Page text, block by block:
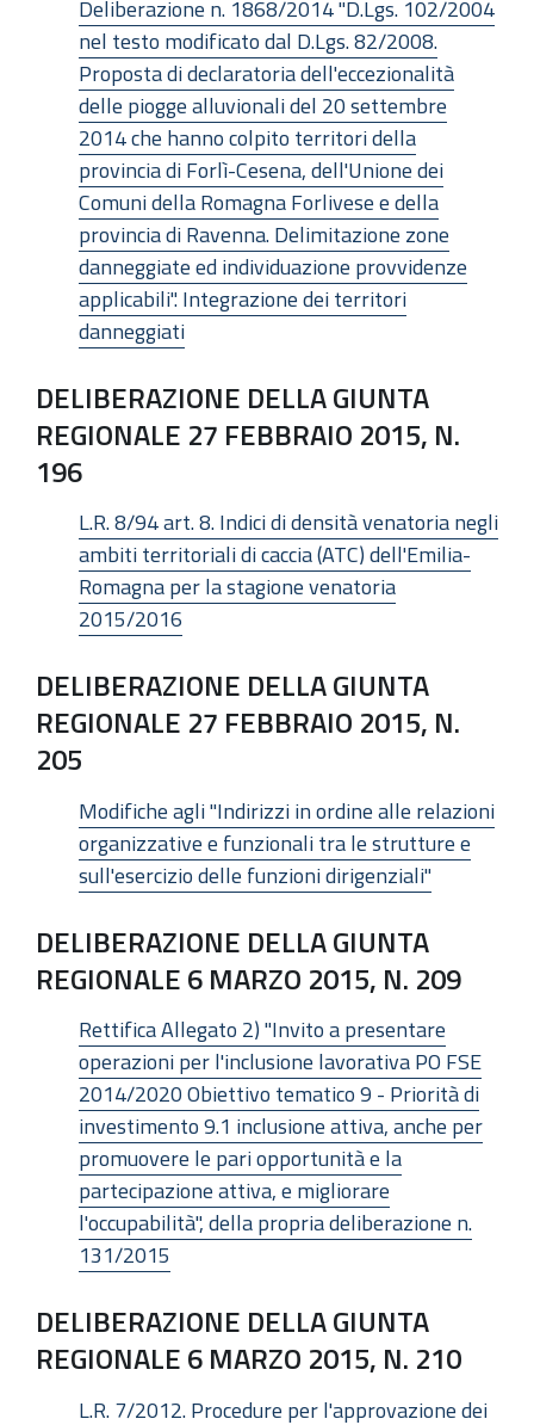
Deliberazione n. 1868/2014 "D.Lgs. 102/2004
nel testo modificato dal D.Lgs. 82/2008.
Proposta di declaratoria dell'eccezionalità
delle piogge alluvionali del 20 settembre
2014 che hanno colpito territori della
provincia di Forlì-Cesena, dell'Unione dei
Comuni della Romagna Forlivese e della
provincia di Ravenna. Delimitazione zone
danneggiate ed individuazione provvidenze
applicabili". Integrazione dei territori
danneggiati
DELIBERAZIONE DELLA GIUNTA
REGIONALE 27 FEBBRAIO 2015, N.
196
L.R. 8/94 art. 8. Indici di densità venatoria negli
ambiti territoriali di caccia (ATC) dell'Emilia-
Romagna per la stagione venatoria
2015/2016
DELIBERAZIONE DELLA GIUNTA
REGIONALE 27 FEBBRAIO 2015, N.
205
Modifiche agli "Indirizzi in ordine alle relazioni
organizzative e funzionali tra le strutture e
sull'esercizio delle funzioni dirigenziali"
DELIBERAZIONE DELLA GIUNTA
REGIONALE 6 MARZO 2015, N. 209
Rettifica Allegato 2) "Invito a presentare
operazioni per l'inclusione lavorativa PO FSE
2014/2020 Obiettivo tematico 9 - Priorità di
investimento 9.1 inclusione attiva, anche per
promuovere le pari opportunità e la
partecipazione attiva, e migliorare
l'occupabilità", della propria deliberazione n.
131/2015
DELIBERAZIONE DELLA GIUNTA
REGIONALE 6 MARZO 2015, N. 210
L.R. 7/2012. Procedure per l'approvazione dei